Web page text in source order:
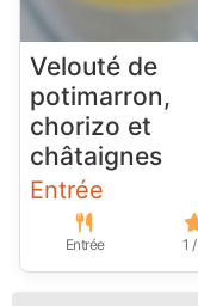
Velouté de
potimarron,
chorizo et
châtaignes
Entrée
Entrée 1